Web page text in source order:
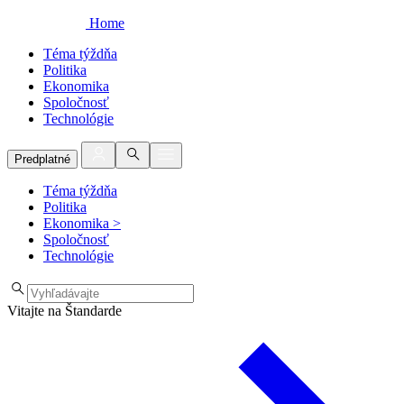
Home
Téma týždňa
Politika
Ekonomika
Spoločnosť
Technológie
Predplatné
Téma týždňa
Politika
Ekonomika >
Spoločnosť
Technológie
Vitajte na Štandarde